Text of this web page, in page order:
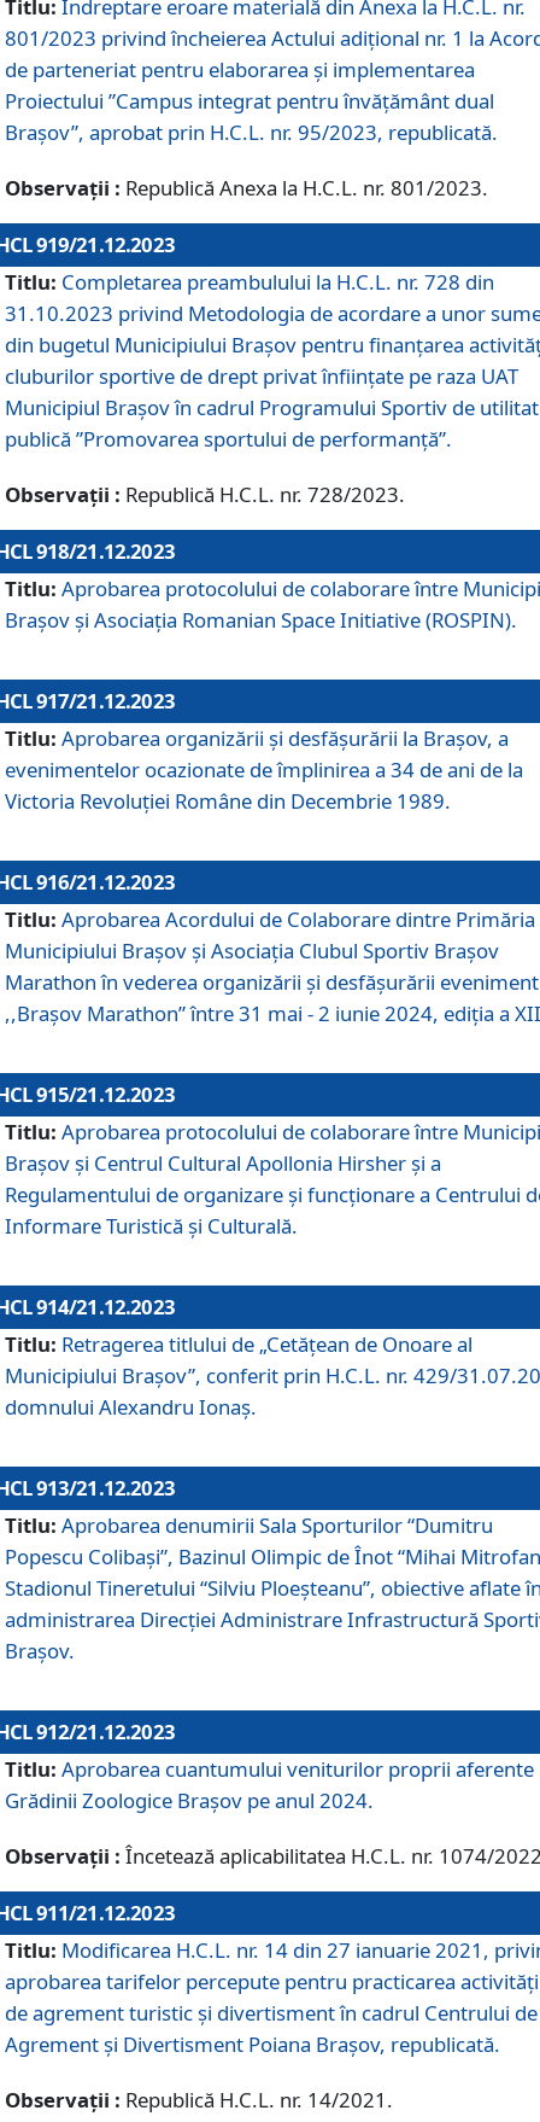
Titlu: Îndreptare eroare materială din Anexa la H.C.L. nr.
801/2023 privind încheierea Actului adițional nr. 1 la
de parteneriat pentru elaborarea și implementarea
Proiectului ”Campus integrat pentru învățământ dual
Brașov”, aprobat prin H.C.L. nr. 95/2023, republicată.
Observații : Republică Anexa la H.C.L. nr. 801/2023.
919/21.12.2023
Titlu: Completarea preambulului la H.C.L. nr. 728 din
31.10.2023 privind Metodologia de acordare a unor
din bugetul Municipiului Brașov pentru finanțarea
cluburilor sportive de drept privat înființate pe raza UAT
Municipiul Brașov în cadrul Programului Sportiv de
publică ”Promovarea sportului de performanță”.
Observații : Republică H.C.L. nr. 728/2023.
918/21.12.2023
Titlu: Aprobarea protocolului de colaborare între
Brașov și Asociația Romanian Space Initiative (ROSPIN).
917/21.12.2023
Titlu: Aprobarea organizării şi desfăşurării la Braşov, a
evenimentelor ocazionate de împlinirea a 34 de ani de la
Victoria Revoluţiei Române din Decembrie 1989.
916/21.12.2023
Titlu: Aprobarea Acordului de Colaborare dintre Primăria
Municipiului Brașov și Asociația Clubul Sportiv Brașov
Marathon în vederea organizării și desfășurării
,,Brașov Marathon” între 31 mai - 2 iunie 2024, ediția a
915/21.12.2023
Titlu: Aprobarea protocolului de colaborare între
Brașov și Centrul Cultural Apollonia Hirsher și a
Regulamentului de organizare și funcționare a Centrului
Informare Turistică și Culturală.
914/21.12.2023
Titlu: Retragerea titlului de „Cetățean de Onoare al
Municipiului Brașov”, conferit prin H.C.L. nr. 429/
domnului Alexandru Ionaș.
913/21.12.2023
Titlu: Aprobarea denumirii Sala Sporturilor “Dumitru
Popescu Colibași”, Bazinul Olimpic de Înot “Mihai
Stadionul Tineretului “Silviu Ploeșteanu”, obiective aflate
administrarea Direcției Administrare Infrastructură
Brașov.
912/21.12.2023
Titlu: Aprobarea cuantumului veniturilor proprii aferente
Grădinii Zoologice Braşov pe anul 2024.
Observații : Încetează aplicabilitatea H.C.L. nr. 1074/
911/21.12.2023
Titlu: Modificarea H.C.L. nr. 14 din 27 ianuarie 2021,
aprobarea tarifelor percepute pentru practicarea
de agrement turistic și divertisment în cadrul Centrului de
Agrement și Divertisment Poiana Brașov, republicată.
Observații : Republică H.C.L. nr. 14/2021.